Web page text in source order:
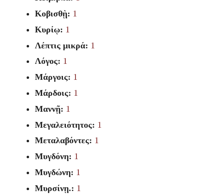
Κοβισθῂ: 1
Κυρίῳ: 1
Λέπτις μικρά: 1
Λόγος: 1
Μάργοις: 1
Μάρδοις: 1
Μαννῇ: 1
Μεγαλειότητος: 1
Μεταλαβόντες: 1
Μυγδόνη: 1
Μυγδώνη: 1
Μυρσίνῃ.: 1